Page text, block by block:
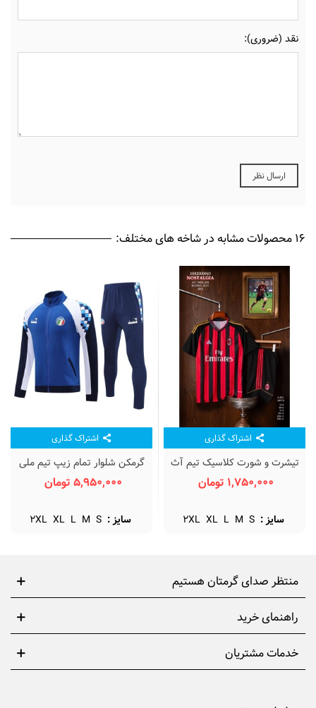
نقد (ضروری):
16 محصولات مشابه در شاخه های مختلف:
اشتراک گذاری
تیشرت و شورت کلاسیک تیم آث
میلان Ac Milan Classic Home
Kit 2013
1,750,000 تومان
سایز : S
M
L
XL
2XL
اشتراک گذاری
گرمکن شلوار تمام زیپ تیم ملی
ایتالیا آبی Italy Full Zip
Sweatpants
5,950,000 تومان
سایز : S
M
L
XL
2XL
منتظر صدای گرمتان هستیم
راهنمای خرید
خدمات مشتریان